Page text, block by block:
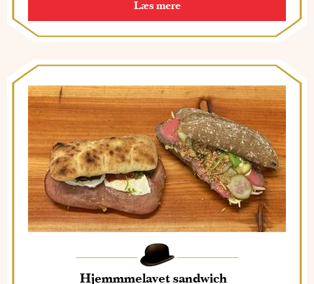
Læs mere
Hjemmmelavet sandwich